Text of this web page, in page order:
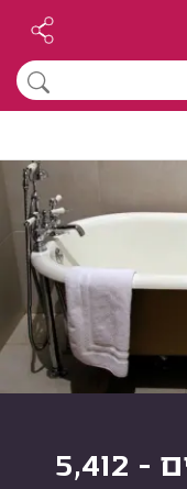
אמבטיונרים מומלצים - 5,412